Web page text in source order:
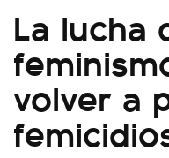
La lucha
volver a